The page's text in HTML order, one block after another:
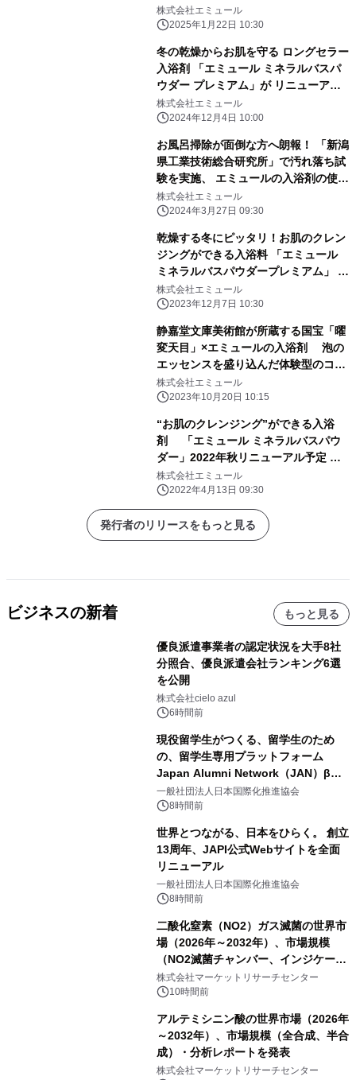
シャワーが認定
株式会社エミュール
2025年1月22日 10:30
冬の乾燥からお肌を守る ロングセラー
入浴剤 「エミュール ミネラルバスパ
ウダー プレミアム」が リニューアル1
周年 特別キャンペーン開催！
株式会社エミュール
2024年12月4日 10:00
お風呂掃除が面倒な方へ朗報！ 「新潟
県工業技術総合研究所」で汚れ落ち試
験を実施、 エミュールの入浴剤の使用
により、 浴槽の汚れが付きにくくなる
事を発表
株式会社エミュール
2024年3月27日 09:30
乾燥する冬にピッタリ！お肌のクレン
ジングができる入浴料 「エミュール
ミネラルバスパウダープレミアム」 国
内製造に切り替え、12月8日(金)リニ
ューアル発売
株式会社エミュール
2023年12月7日 10:30
静嘉堂文庫美術館が所蔵する国宝「曜
変天目」×エミュールの入浴剤 泡の
エッセンスを盛り込んだ体験型のコラ
ボ商品が登場！
株式会社エミュール
2023年10月20日 10:15
“お肌のクレンジング”ができる入浴
剤 「エミュール ミネラルバスパウ
ダー」2022年秋リニューアル予定
国内製造を目指し開発中
株式会社エミュール
2022年4月13日 09:30
発行者のリリースをもっと見る
ビジネスの新着 もっと見る
優良派遣事業者の認定状況を大手8社
分照合、優良派遣会社ランキング6選
を公開
株式会社cielo azul
6時間前
現役留学生がつくる、留学生のため
の、留学生専用プラットフォーム
Japan Alumni Network（JAN）β版
をリリース
一般社団法人日本国際化推進協会
8時間前
世界とつながる、日本をひらく。 創立
13周年、JAPI公式Webサイトを全面
リニューアル
一般社団法人日本国際化推進協会
8時間前
二酸化窒素（NO2）ガス滅菌の世界市
場（2026年～2032年）、市場規模
（NO2滅菌チャンバー、インジケータ
ーおよびモニタリングシステム、その
他）・分析レポートを発表
株式会社マーケットリサーチセンター
10時間前
アルテミシニン酸の世界市場（2026年
～2032年）、市場規模（全合成、半合
成）・分析レポートを発表
株式会社マーケットリサーチセンター